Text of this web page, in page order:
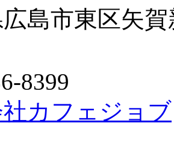
島市東区矢
8399
カフェジョブ